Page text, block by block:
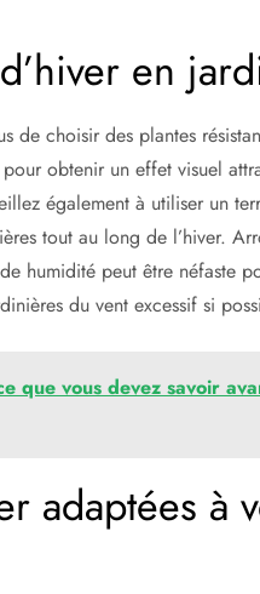
en
de choisir des plantes
obtenir un effet visuel
également à utiliser un
tout au long de l’hiver.
humidité peut être néfaste
du vent excessif si
que vous devez savoir
adaptées à